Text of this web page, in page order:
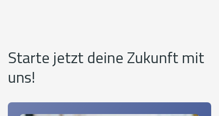
Starte jetzt deine Zukunft mit
uns!